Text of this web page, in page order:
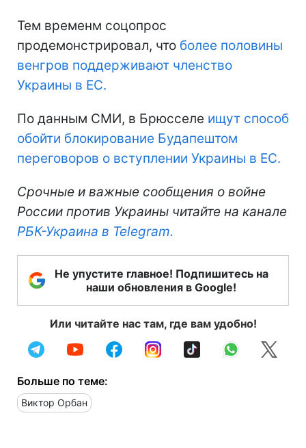
Тем временм соцопрос
продемонстрировал, что более половины
венгров поддерживают членство
Украины в ЕС.
По данным СМИ, в Брюсселе ищут способ
обойти блокирование Будапештом
переговоров о вступлении Украины в ЕС.
Срочные и важные сообщения о войне
России против Украины читайте на канале
РБК-Украина в Telegram.
Не упустите главное! Подпишитесь на
наши обновления в Google!
Или читайте нас там, где вам удобно!
Больше по теме:
Виктор Орбан